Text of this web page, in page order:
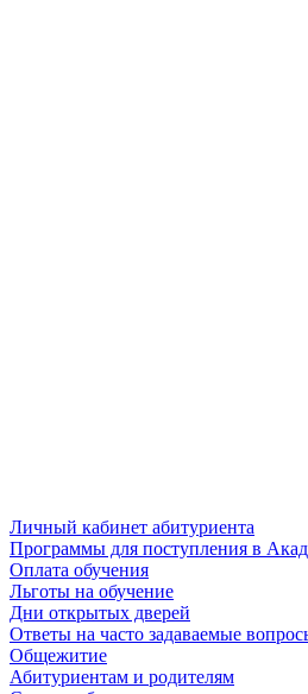
Личный кабинет абитуриента
Программы для поступления в
Оплата обучения
Льготы на обучение
Дни открытых дверей
Ответы на часто задаваемые
Общежитие
Абитуриентам и родителям